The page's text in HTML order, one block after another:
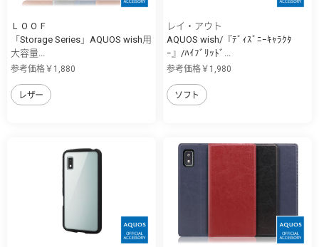
ＬＯＯＦ
「Storage Series」AQUOS wish用
大容量...
参考価格￥1,880
レザー
レイ・アウト
AQUOS wish/『ﾃﾞｨｽﾞﾆｰｷｬﾗｸﾀ
ｰ』/ﾊｲﾌﾞﾘｯﾄﾞ...
参考価格￥1,980
ソフト